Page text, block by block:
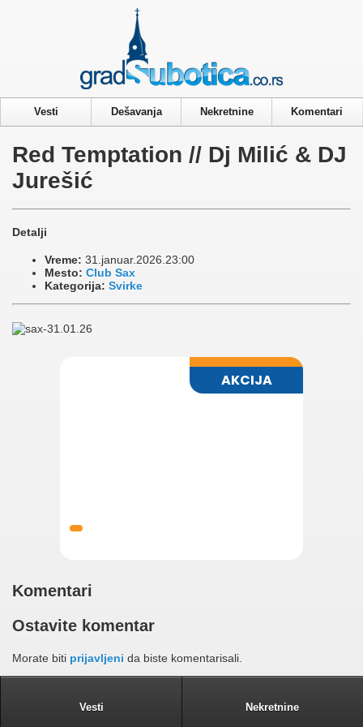
Vesti Dešavanja Nekretnine Komentari
Red Temptation // Dj Milić & DJ
Jurešić
Detalji
Vreme: 31.januar.2026.23:00
Mesto: Club Sax
Kategorija: Svirke
Komentari
Ostavite komentar
Morate biti prijavljeni da biste komentarisali.
Vesti Nekretnine
Privacy & Cookies Policy